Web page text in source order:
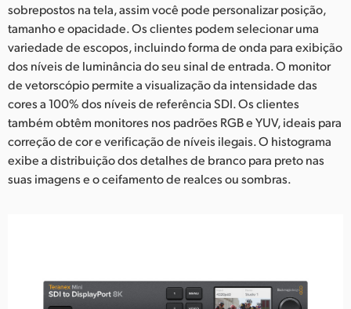
sobrepostos na tela, assim você pode personalizar posição,
tamanho e opacidade. Os clientes podem selecionar uma
variedade de escopos, incluindo forma de onda para exibição
dos níveis de luminância do seu sinal de entrada. O monitor
de vetorscópio permite a visualização da intensidade das
cores a 100% dos níveis de referência SDI. Os clientes
também obtêm monitores nos padrões RGB e YUV, ideais para
correção de cor e verificação de níveis ilegais. O histograma
exibe a distribuição dos detalhes de branco para preto nas
suas imagens e o ceifamento de realces ou sombras.